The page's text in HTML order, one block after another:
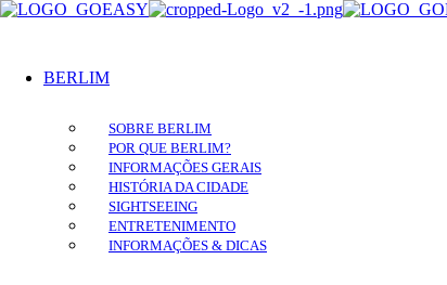
BERLIM
SOBRE BERLIM
POR QUE BERLIM?
INFORMAÇÕES GERAIS
HISTÓRIA DA CIDADE
SIGHTSEEING
ENTRETENIMENTO
INFORMAÇÕES & DICAS